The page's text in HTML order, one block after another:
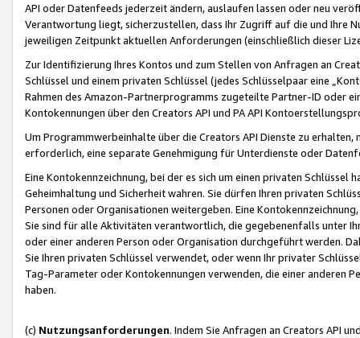
API oder Datenfeeds jederzeit ändern, auslaufen lassen oder neu
Verantwortung liegt, sicherzustellen, dass Ihr Zugriff auf die und Ihre
jeweiligen Zeitpunkt aktuellen Anforderungen (einschließlich dieser
Zur Identifizierung Ihres Kontos und zum Stellen von Anfragen an
Schlüssel und einem privaten Schlüssel (jedes Schlüsselpaar eine
Rahmen des Amazon-Partnerprogramms zugeteilte Partner-ID oder
Kontokennungen über den Creators API und PA API
Um Programmwerbeinhalte über die Creators API Dienste zu
erforderlich, eine separate Genehmigung für Unterdienste oder
Eine Kontokennzeichnung, bei der es sich um einen privaten
Geheimhaltung und Sicherheit wahren. Sie dürfen Ihren privaten
Personen oder Organisationen weitergeben. Eine
Sie sind für alle Aktivitäten verantwortlich, die gegebenenfalls unter
oder einer anderen Person oder Organisation durchgeführt werden.
Sie Ihren privaten Schlüssel verwendet, oder wenn Ihr privater
Tag-Parameter oder Kontokennungen verwenden, die einer anderen
haben.
(c) Nutzungsanforderungen. Indem Sie Anfragen an Creators API